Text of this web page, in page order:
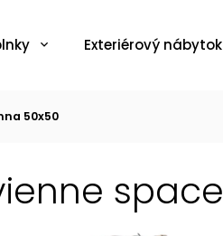
Exteriérový nábytok
50x50